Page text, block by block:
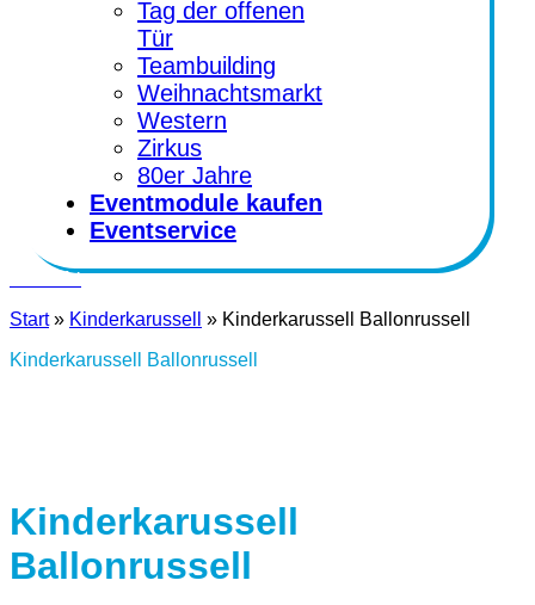
Tag der offenen
Tür
Teambuilding
Weihnachtsmarkt
Western
Zirkus
80er Jahre
Eventmodule kaufen
Eventservice
Kontakt
Start» Kinderkarussell » Kinderkarussell Ballonrussell
Kinderkarussell Ballonrussell
Kinderkarussell
Ballonrussell